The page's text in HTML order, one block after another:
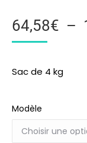
64,58€ –
Sac de 4 kg
Modèle